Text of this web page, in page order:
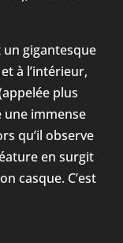
un gigantesque
à l’intérieur,
plus
une immense
qu’il observe
en surgit
casque. C’est